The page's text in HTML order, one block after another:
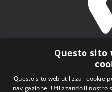
Questo sito
Questo sito web utilizza i cookie
navigazione. Utilizzando il nostro